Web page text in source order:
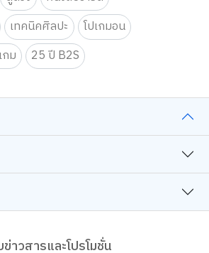
ดูดวง
หนังสือขายดี
เทคนิคศิลปะ
โปเกมอน